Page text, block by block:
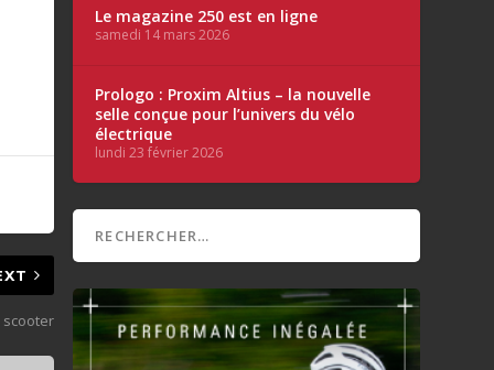
scooter
Le magazine 250 est en ligne
samedi 14 mars 2026
Prologo : Proxim Altius – la nouvelle
selle conçue pour l’univers du vélo
électrique
lundi 23 février 2026